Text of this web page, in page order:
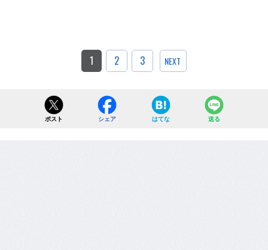
1 2 3 NEXT
ポスト シェア はてな 送る